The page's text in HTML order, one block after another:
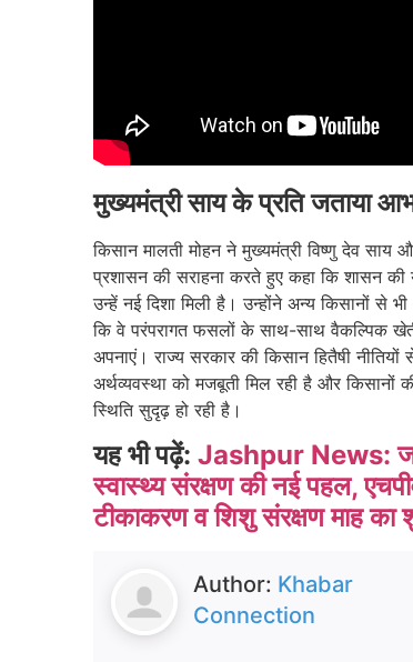
मुख्यमंत्री साय के प्रति जताया
किसान मालती मोहन ने मुख्यमंत्री विष्णु देव साय
प्रशासन की सराहना करते हुए कहा कि शासन
उन्हें नई दिशा मिली है। उन्होंने अन्य किसानों से
कि वे परंपरागत फसलों के साथ-साथ वैकल्पिक
अपनाएं। राज्य सरकार की किसान हितैषी नीतियों
अर्थव्यवस्था को मजबूती मिल रही है और किसानों
स्थिति सुदृढ़ हो रही है।
यह भी पढ़ें: Jashpur News:
स्वास्थ्य संरक्षण की नई पहल,
टीकाकरण व शिशु संरक्षण माह का
Author: Khabar
Connection